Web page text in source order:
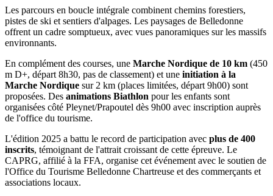
Les parcours en boucle intégrale combinent chemins forestiers,
pistes de ski et sentiers d'alpages. Les paysages de Belledonne
offrent un cadre somptueux, avec vues panoramiques sur les massifs
environnants.
En complément des courses, une Marche Nordique de 10 km (450
m D+, départ 8h30, pas de classement) et une initiation à la
Marche Nordique sur 2 km (places limitées, départ 9h00) sont
proposées. Des animations Biathlon pour les enfants sont
organisées côté Pleynet/Prapoutel dès 9h00 avec inscription auprès
de l'office du tourisme.
L'édition 2025 a battu le record de participation avec plus de 400
inscrits, témoignant de l'attrait croissant de cette épreuve. Le
CAPRG, affilié à la FFA, organise cet événement avec le soutien de
l'Office du Tourisme Belledonne Chartreuse et des commerçants et
associations locaux.